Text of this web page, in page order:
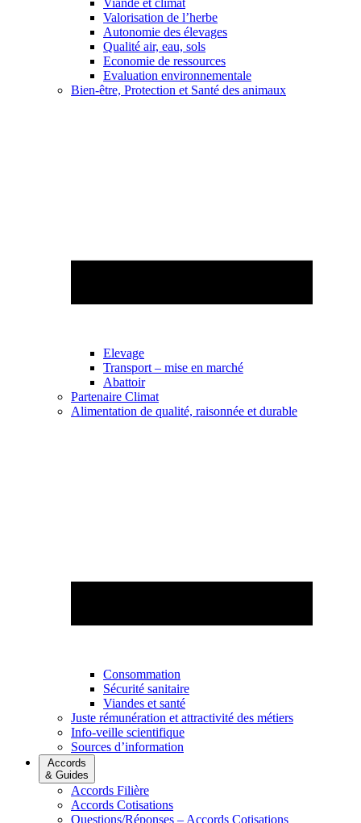
Viande et climat
Valorisation de l’herbe
Autonomie des élevages
Qualité air, eau, sols
Economie de ressources
Evaluation environnementale
Bien-être, Protection et Santé des animaux
Elevage
Transport – mise en marché
Abattoir
Partenaire Climat
Alimentation de qualité, raisonnée et durable
Consommation
Sécurité sanitaire
Viandes et santé
Juste rémunération et attractivité des métiers
Info-veille scientifique
Sources d’information
Accords
& Guides
Accords Filière
Accords Cotisations
Questions/Réponses – Accords Cotisations